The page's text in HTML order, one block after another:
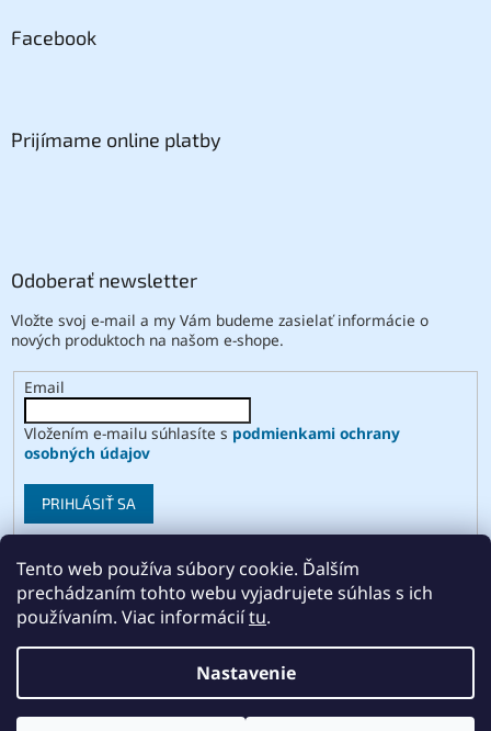
Tento web používa súbory cookie. Ďalším
prechádzaním tohto webu vyjadrujete súhlas s ich
používaním. Viac informáciítu.
Nastavenie
Facebook
Prijímame online platby
Odoberať newsletter
Vložte svoj e-mail a my Vám budeme zasielať informácie o
nových produktoch na našom e-shope.
Email
Vložením e-mailu súhlasíte s podmienkami ochrany
osobných údajov
PRIHLÁSIŤ SA
Vytvoril Shoptet
ABSE. Všetky práva vyhradené.